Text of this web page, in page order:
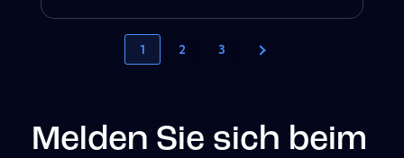
1 2 3
Melden Sie sich beim